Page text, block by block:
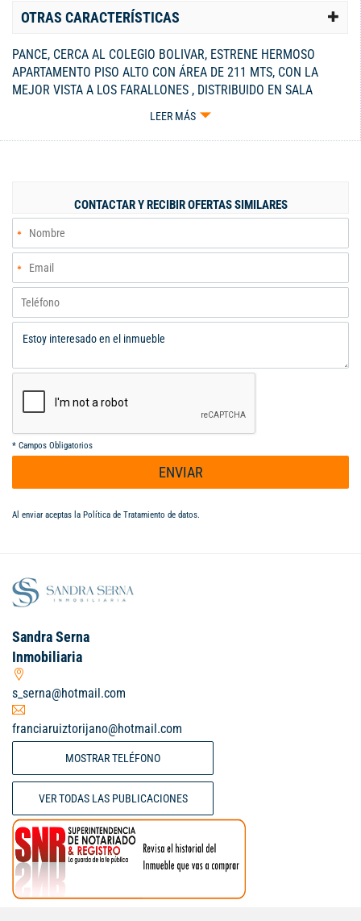
OTRAS CARACTERÍSTICAS
PANCE, CERCA AL COLEGIO BOLIVAR, ESTRENE HERMOSO
APARTAMENTO PISO ALTO CON ÁREA DE 211 MTS, CON LA
MEJOR VISTA A LOS FARALLONES , DISTRIBUIDO EN SALA
COMEDOR, AMPLIO BALCON, ESTUDIO, ESTAR, BAÑO SOCIAL,
CORREDIZA PARA CERRARLA TAMBIEN, ALCOBA DE SERVICIO,
DEPOSITO AMPLIO, ZONA SOCIAL COMPLETA CON SALA DE
JUNTAS, DOS ASCENSORES POR TORRE. TODAS LAS
HABITACIONES CON HERMOSA VISTA. CERCA DE
UNIVERSIDADES, COLEGIOS, TRANSPORTE,..ADMINISTRACIÓN
$800.000. CONTÁCTENOS 3148944132- 3104012301
LEER MÁS
CONTACTAR Y RECIBIR OFERTAS SIMILARES
* Campos Obligatorios
ENVIAR
Al enviar aceptas la Política de Tratamiento de datos.
Sandra Serna
Inmobiliaria
s_serna@hotmail.com
franciaruiztorijano@hotmail.com
MOSTRAR TELÉFONO
VER TODAS LAS PUBLICACIONES